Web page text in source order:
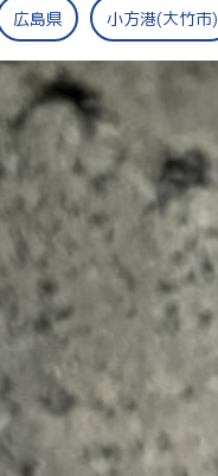
広島県 小方港(大竹市)